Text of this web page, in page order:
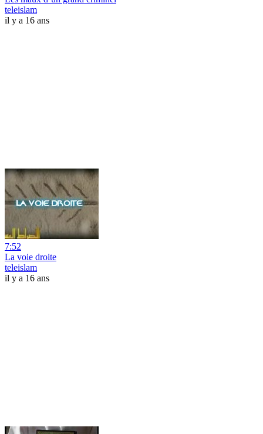
teleislam
il y a 16 ans
7:52
La voie droite
teleislam
il y a 16 ans